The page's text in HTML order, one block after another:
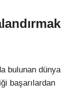
bulunan dünya
başarılardan